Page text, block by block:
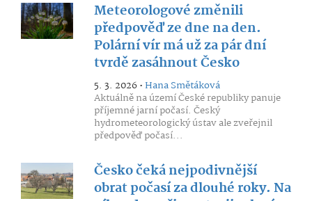
Meteorologové změnili
předpověď ze dne na den.
Polární vír má už za pár dní
tvrdě zasáhnout Česko
5. 3. 2026 •Hana Smětáková
Aktuálně na území České republiky panuje
příjemné jarní počasí. Český
hydrometeorologický ústav ale zveřejnil
předpověď počasí...
Česko čeká nejpodivnější
obrat počasí za dlouhé roky. Na